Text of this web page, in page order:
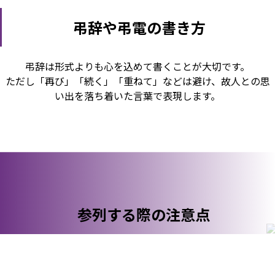
弔辞や弔電の書き方
弔辞は形式よりも心を込めて書くことが大切です。
ただし「再び」「続く」「重ねて」などは避け、故人との思
い出を落ち着いた言葉で表現します。
参列する際の注意点